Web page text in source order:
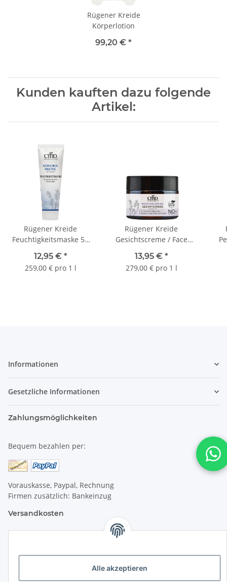
Alle akzeptieren
Rügener Kreide
Körperlotion
99,20 € *
Kunden kauften dazu folgende
Artikel:
Rügener Kreide
Feuchtigkeitsmaske 50
12,95 € *
259,00 € pro 1 l
Rügener Kreide
Gesichtscreme / Face
13,95 € *
279,00 € pro 1 l
Informationen
Gesetzliche Informationen
Zahlungsmöglichkeiten
Bequem bezahlen per:
Vorauskasse, Paypal, Rechnung
Firmen zusätzlich: Bankeinzug
Versandkosten
versandkostenfrei ab 25 € (darunter 6 €)